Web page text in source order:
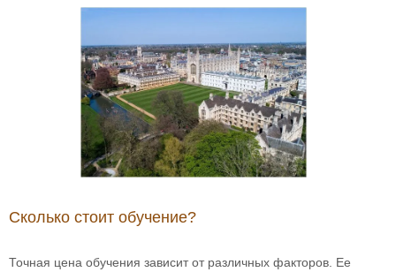
Сколько стоит обучение?
Точная цена обучения зависит от различных факторов. Ее